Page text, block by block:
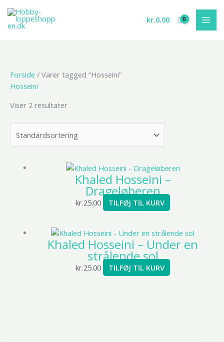
indholdet
kr.0.00
Forside / Varer tagged “Hosseini”
Hosseini
Viser 2 resultater
Khaled Hosseini –
Drageløberen
kr.25.00 TILFØJ TIL KURV
Khaled Hosseini – Under en
strålende sol
kr.25.00 TILFØJ TIL KURV